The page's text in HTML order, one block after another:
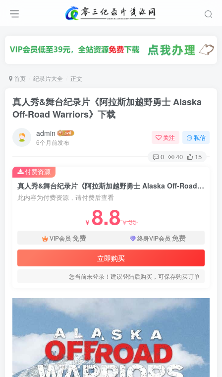
首页 纪录片大全 正文
真人秀&舞台纪录片《阿拉斯加越野勇士 Alaska
Off-Road Warriors》下载
admin
6个月前发布
关注 私信
0 40 15
真人秀&舞台纪录片《阿拉斯加越野勇士 Alaska Off-Road Warriors》下载
此内容为付费资源，请付费后查看
￥ 8.8￥35
VIP会员 免费 终身VIP会员 免费
立即购买
您当前未登录！建议登陆后购买，可保存购买订单
付费资源